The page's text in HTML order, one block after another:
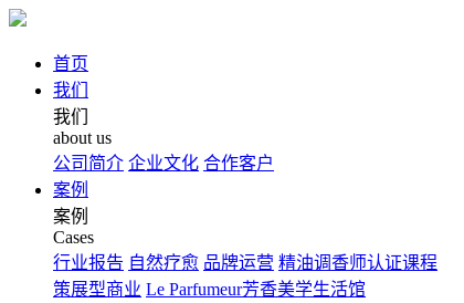
首页
我们
我们
about us
公司简介 企业文化 合作客户
案例
案例
Cases
行业报告 自然疗愈 品牌运营 精油调香师认证课程
策展型商业 Le Parfumeur芳香美学生活馆